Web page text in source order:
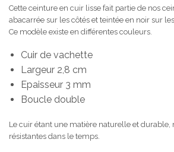
Cette ceinture en cuir lisse fait partie de nos
abacarrée sur les côtés et teintée en noir sur
Ce modèle existe en différentes couleurs.
Cuir de vachette
Largeur 2,8 cm
Epaisseur 3 mm
Boucle double
Le cuir étant une matière naturelle et durable,
résistantes dans le temps.